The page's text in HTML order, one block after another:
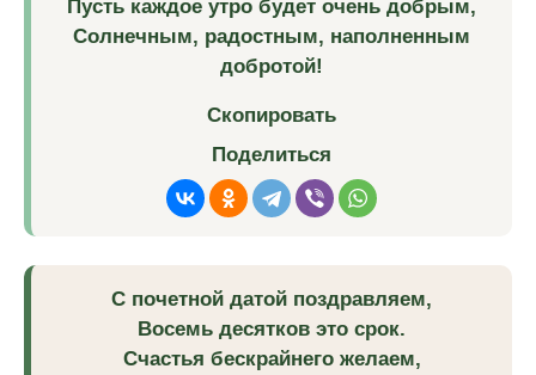
Пусть каждое утро будет очень добрым,
Солнечным, радостным, наполненным
добротой!
Скопировать
Поделиться
С почетной датой поздравляем,
Восемь десятков это срок.
Счастья бескрайнего желаем,